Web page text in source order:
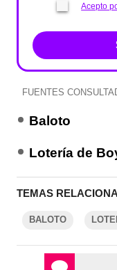
Acepto
FUENTES
Baloto
Lotería de
TEMAS
BALOTO